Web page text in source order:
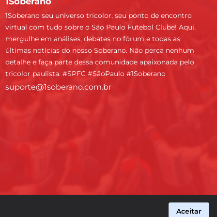
1Soberano seu universo tricolor, seu ponto de encontro
virtual com tudo sobre o São Paulo Futebol Clube! Aqui,
mergulhe em análises, debates no fórum e todas as
últimas notícias do nosso Soberano. Não perca nenhum
detalhe e faça parte dessa comunidade apaixonada pelo
tricolor paulista. #SPFC #SãoPaulo #1Soberano
suporte@1soberano.com.br
Aceitar